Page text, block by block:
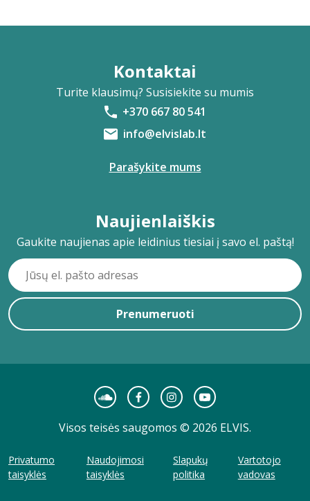
Kontaktai
Turite klausimų? Susisiekite su mumis
+370 667 80 541
info@elvislab.lt
Parašykite mums
Naujienlaiškis
Gaukite naujienas apie leidinius tiesiai į savo el. paštą!
Prenumeruoti
Visos teisės saugomos © 2026 ELVIS.
Privatumo
taisyklės
Naudojimosi
taisyklės
Slapukų
politika
Vartotojo
vadovas